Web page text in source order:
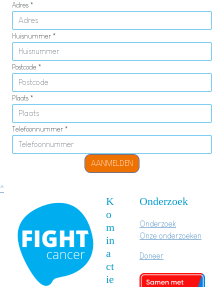
Adres *
Huisnummer *
Postcode *
Plaats *
Telefoonnummer *
AANMELDEN
^
K
o
m
in
a
ct
ie
Onderzoek
Onderzoek
Onze onderzoeken
Doneer